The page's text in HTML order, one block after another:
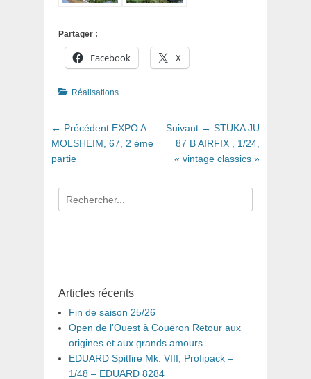
Partager :
Facebook X
Catégories
Réalisations
Navigation
de
l’article
← Précédent Article
précédent
EXPO A
MOLSHEIM, 67, 2 ème
partie
Suivant → Article
suivant
:
STUKA JU
87 B AIRFIX , 1/24,
« vintage classics »
Recherche
pour
Articles récents
Fin de saison 25/26
Open de l’Ouest à Couëron Retour aux
origines et aux grands amours
EDUARD Spitfire Mk. VIII, Profipack –
1/48 – EDUARD 8284